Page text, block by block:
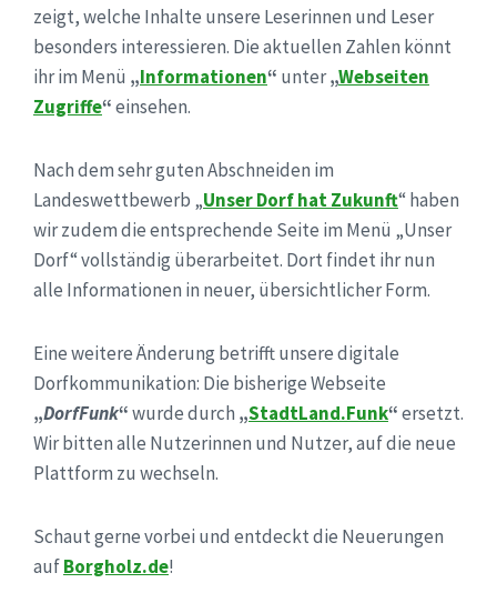
zeigt, welche Inhalte unsere Leserinnen und Leser
besonders interessieren. Die aktuellen Zahlen könnt
ihr im Menü „Informationen“ unter„Webseiten
Zugriffe“einsehen.
Nach dem sehr guten Abschneiden im
Landeswettbewerb „Unser Dorf hat Zukunft“ haben
wir zudem die entsprechende Seite im Menü „Unser
Dorf“ vollständig überarbeitet. Dort findet ihr nun
alle Informationen in neuer, übersichtlicher Form.
Eine weitere Änderung betrifft unsere digitale
Dorfkommunikation: Die bisherige Webseite
„DorfFunk“wurde durch „StadtLand.Funk“ersetzt.
Wir bitten alle Nutzerinnen und Nutzer, auf die neue
Plattform zu wechseln.
Schaut gerne vorbei und entdeckt die Neuerungen
aufBorgholz.de!